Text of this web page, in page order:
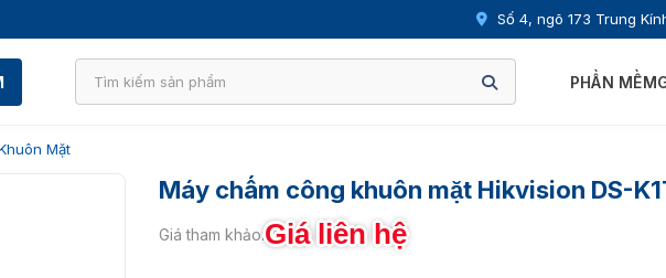
Số 4, ngõ 173 Trung
PHẦN MỀM
Mặt
Máy chấm công khuôn mặt Hikvision DS-
Giá tham khảo:Giá liên hệ